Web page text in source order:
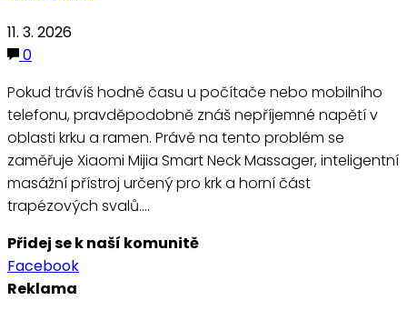
11. 3. 2026
0
Pokud trávíš hodně času u počítače nebo mobilního
telefonu, pravděpodobně znáš nepříjemné napětí v
oblasti krku a ramen. Právě na tento problém se
zaměřuje Xiaomi Mijia Smart Neck Massager, inteligentní
masážní přístroj určený pro krk a horní část
trapézových svalů.…
Přidej se k naší komunitě
Facebook
Reklama